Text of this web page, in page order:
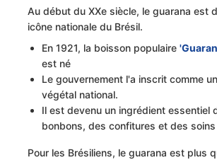
Au début du XXe siècle, le guarana est
icône nationale du Brésil.
En 1921, la boisson populaire
est né
Le gouvernement l'a inscrit comme
végétal national.
Il est devenu un ingrédient essentiel
bonbons, des confitures et des
Pour les Brésiliens, le guarana est plus